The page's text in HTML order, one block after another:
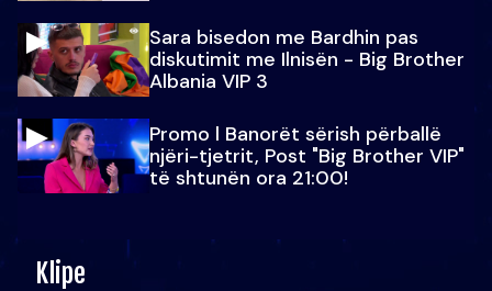
Sara bisedon me Bardhin pas
diskutimit me Ilnisën - Big Brother
Albania VIP 3
Promo l Banorët sërish përballë
njëri-tjetrit, Post "Big Brother VIP"
të shtunën ora 21:00!
Klipe